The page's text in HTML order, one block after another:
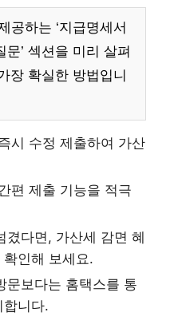
공하는 ‘지급명세서
문’ 섹션을 미리 살펴
장 확실한 방법입니
시 수정 제출하여 가산
편 제출 기능을 적극
겼다면, 가산세 감면 혜
인해 보세요.
문보다는 홈택스를 통
합니다.